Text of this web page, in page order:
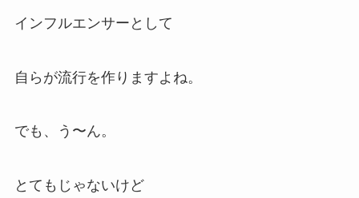
インフルエンサーとして
自らが流行を作りますよね。
でも、う〜ん。
とてもじゃないけど